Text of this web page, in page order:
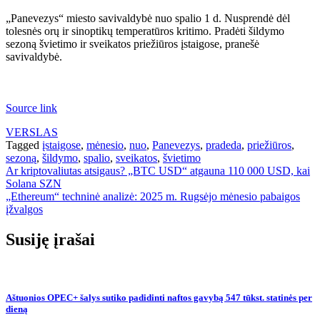
„Panevezys“ miesto savivaldybė nuo spalio 1 d. Nusprendė dėl
tolesnės orų ir sinoptikų temperatūros kritimo. Pradėti šildymo
sezoną švietimo ir sveikatos priežiūros įstaigose, pranešė
savivaldybė.
Source link
VERSLAS
Tagged įstaigose, mėnesio, nuo, Panevezys, pradeda, priežiūros,
sezoną, šildymo, spalio, sveikatos, švietimo
Navigacija
tarp
įrašų
Ar kriptovaliutas atsigaus? „BTC USD“ atgauna 110 000 USD, kai
Solana SZN
„Ethereum“ techninė analizė: 2025 m. Rugsėjo mėnesio pabaigos
įžvalgos
Susiję įrašai
Aštuonios OPEC+ šalys sutiko padidinti naftos gavybą 547 tūkst. statinės per
dieną